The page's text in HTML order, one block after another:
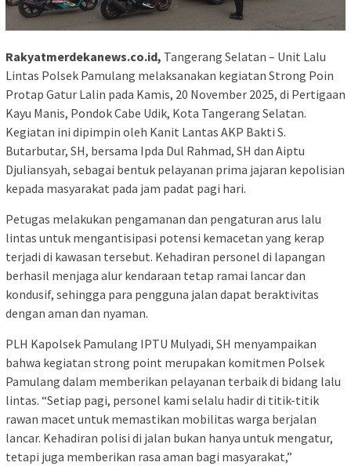
Rakyatmerdekanews.co.id, Tangerang Selatan – Unit Lalu
Lintas Polsek Pamulang melaksanakan kegiatan Strong Poin
Protap Gatur Lalin pada Kamis, 20 November 2025, di Pertigaan
Kayu Manis, Pondok Cabe Udik, Kota Tangerang Selatan.
Kegiatan ini dipimpin oleh Kanit Lantas AKP Bakti S.
Butarbutar, SH, bersama Ipda Dul Rahmad, SH dan Aiptu
Djuliansyah, sebagai bentuk pelayanan prima jajaran kepolisian
kepada masyarakat pada jam padat pagi hari.
Petugas melakukan pengamanan dan pengaturan arus lalu
lintas untuk mengantisipasi potensi kemacetan yang kerap
terjadi di kawasan tersebut. Kehadiran personel di lapangan
berhasil menjaga alur kendaraan tetap ramai lancar dan
kondusif, sehingga para pengguna jalan dapat beraktivitas
dengan aman dan nyaman.
PLH Kapolsek Pamulang IPTU Mulyadi, SH menyampaikan
bahwa kegiatan strong point merupakan komitmen Polsek
Pamulang dalam memberikan pelayanan terbaik di bidang lalu
lintas. “Setiap pagi, personel kami selalu hadir di titik-titik
rawan macet untuk memastikan mobilitas warga berjalan
lancar. Kehadiran polisi di jalan bukan hanya untuk mengatur,
tetapi juga memberikan rasa aman bagi masyarakat,”